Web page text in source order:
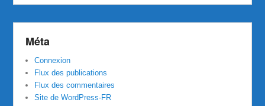
Méta
Connexion
Flux des publications
Flux des commentaires
Site de WordPress-FR